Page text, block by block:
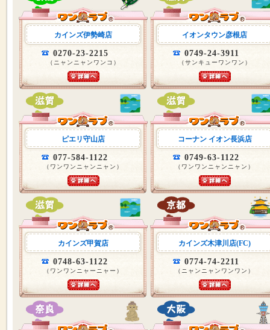
カインズ伊勢崎店
0270-23-2215
（ニャンニャンワンコ）
イオンタウン彦根店
0749-24-3911
（サンキューワンワン）
ピエリ守山店
077-584-1122
（ワンワンニャンニャン）
コーナン イオン長浜店
0749-63-1122
（ワンワンニャンニャン）
カインズ甲賀店
0748-63-1122
（ワンワンニャーニャー）
カインズ木津川店(FC)
0774-74-2211
（ニャンニャンワンワン）